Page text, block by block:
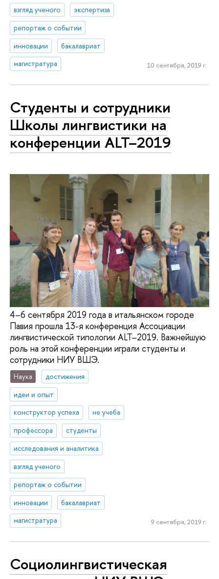
взгляд ученого
экспертиза
репортаж о событии
инновации
бакалавриат
магистратура
10 сентября, 2019 г.
Студенты и сотрудники
Школы лингвистики на
конференции ALT–2019
4–6 сентября 2019 года в итальянском городе
Павия прошла 13-я конференция Ассоциации
лингвистической типологии ALT–2019. Важнейшую
роль на этой конференции играли студенты и
сотрудники НИУ ВШЭ.
Наука
достижения
идеи и опыт
конструктор успеха
не учеба
профессора
студенты
исследования и аналитика
взгляд ученого
репортаж о событии
инновации
бакалавриат
магистратура
9 сентября, 2019 г.
Социолингвистическая